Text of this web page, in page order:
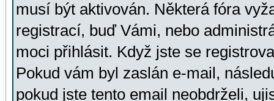
musí být aktivován. Některá fóra
registrací, buď Vámi, nebo
moci přihlásit. Když jste se
Pokud vám byl zaslán e-mail,
pokud jste tento email neobdrželi,